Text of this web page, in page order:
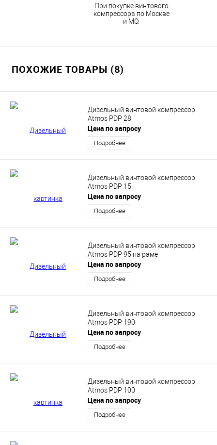
При покупке винтового
компрессора по Москве
и МО.
ПОХОЖИЕ ТОВАРЫ (8)
Дизельный винтовой компрессор
Atmos PDP 28
Цена по запросу
Подробнее
Дизельный винтовой компрессор
Atmos PDP 15
Цена по запросу
Подробнее
Дизельный винтовой компрессор
Atmos PDP 95 на раме
Цена по запросу
Подробнее
Дизельный винтовой компрессор
Atmos PDP 190
Цена по запросу
Подробнее
Дизельный винтовой компрессор
Atmos PDP 100
Цена по запросу
Подробнее